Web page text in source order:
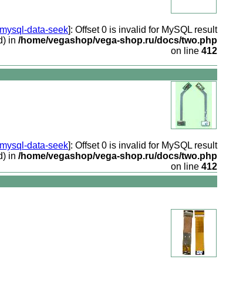
data-seek]: Offset 0 is invalid for MySQL result
in /home/vegashop/vega-shop.ru/docs/two.php
on line 412
data-seek]: Offset 0 is invalid for MySQL result
in /home/vegashop/vega-shop.ru/docs/two.php
on line 412